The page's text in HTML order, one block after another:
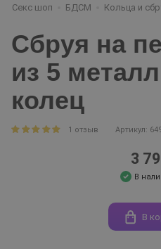
Секс шоп БДСМ Кольца и
Сбруя на
из 5
колец
1 отзыв Артикул:
3
В
В